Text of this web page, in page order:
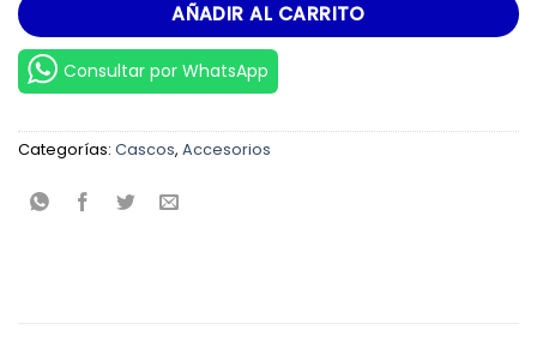
AÑADIR AL CARRITO
Consultar por WhatsApp
Categorías: Cascos, Accesorios